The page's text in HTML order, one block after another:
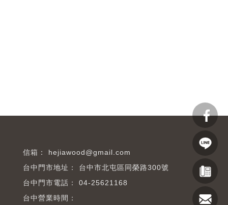
hejiawood@gmail.com
台中市北屯區同榮路300號
04-25621168
台中營業時間：